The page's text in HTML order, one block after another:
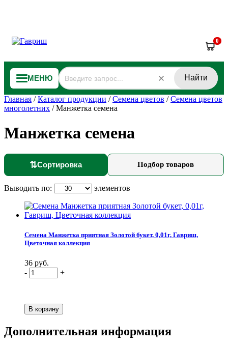
0
МЕНЮ Найти
Главная /Каталог продукции /Семена цветов /Семена цветов
многолетних /Манжетка семена
Манжетка семена
⇅Сортировка Подбор товаров
Выводить по: элементов
Семена Манжетка приятная Золотой букет, 0,01г, Гавриш,
Цветочная коллекция
36 руб.
-
+
Дополнительная информация